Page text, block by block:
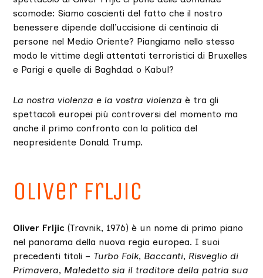
scomode: Siamo coscienti del fatto che il nostro
benessere dipende dall’uccisione di centinaia di
persone nel Medio Oriente? Piangiamo nello stesso
modo le vittime degli attentati terroristici di Bruxelles
e Parigi e quelle di Baghdad o Kabul?
La nostra violenza e la vostra violenzaè tra gli
spettacoli europei più controversi del momento ma
anche il primo confronto con la politica del
neopresidente Donald Trump.
Oliver Frljic
Oliver Frljic (Travnik, 1976) è un nome di primo piano
nel panorama della nuova regia europea. I suoi
precedenti titoli – Turbo Folk, Baccanti, Risveglio di
Primavera, Maledetto sia il traditore della patria sua